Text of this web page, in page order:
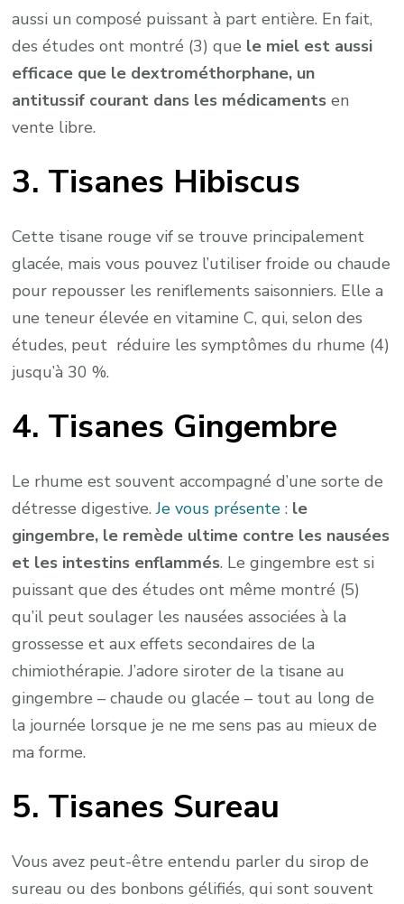
aussi un composé puissant à part entière. En fait,
des études ont montré (3) que le miel est aussi
efficace que le dextrométhorphane, un
antitussif courant dans les médicamentsen
vente libre.
3. Tisanes Hibiscus
Cette tisane rouge vif se trouve principalement
glacée, mais vous pouvez l’utiliser froide ou chaude
pour repousser les reniflements saisonniers. Elle a
une teneur élevée en vitamine C, qui, selon des
études, peut réduire les symptômes du rhume (4)
jusqu’à 30 %.
4. Tisanes Gingembre
Le rhume est souvent accompagné d’une sorte de
détresse digestive.Je vous présente : le
gingembre, le remède ultime contre les nausées
et les intestins enflammés. Le gingembre est si
puissant que des études ont même montré (5)
qu’il peut soulager les nausées associées à la
grossesse et aux effets secondaires de la
chimiothérapie. J’adore siroter de la tisane au
gingembre – chaude ou glacée – tout au long de
la journée lorsque je ne me sens pas au mieux de
ma forme.
5. Tisanes Sureau
Vous avez peut-être entendu parler du sirop de
sureau ou des bonbons gélifiés, qui sont souvent